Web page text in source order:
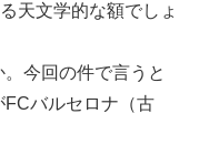
天文学的な額でしょ
今回の件で言うと
バルセロナ（古